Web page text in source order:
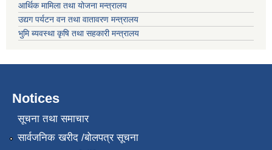
आर्थिक मामिला तथा योजना मन्त्रालय
उद्यग पर्यटन वन तथा वातावरण मन्त्रालय
भुमि ब्यवस्था कृषि तथा सहकारी मन्त्रालय
Notices
सूचना तथा समाचार
सार्वजनिक खरीद /बोलपत्र सूचना